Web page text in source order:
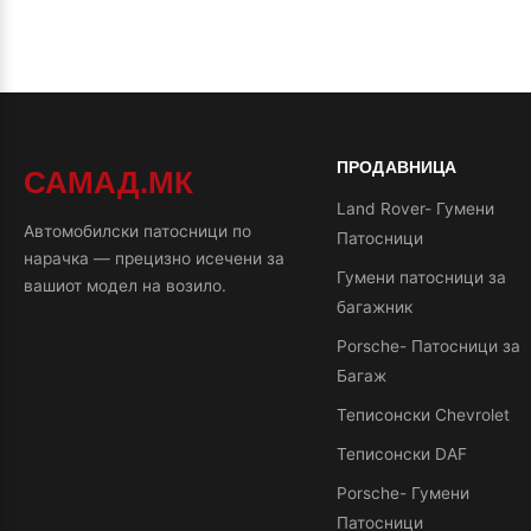
САМАД.МК
Автомобилски патосници по
нарачка — прецизно исечени за
вашиот модел на возило.
ПРОДАВНИЦА
Land Rover- Гумени
Патосници
Гумени патосници за
багажник
Porsche- Патосници за
Багаж
Теписонски Chevrolet
Теписонски DAF
Porsche- Гумени
Патосници